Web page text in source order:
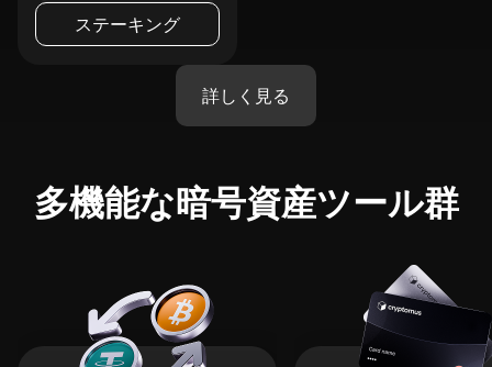
ステーキング
詳しく見る
多機能な暗号資産ツール群